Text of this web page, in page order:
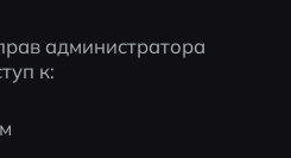
администратора
к: